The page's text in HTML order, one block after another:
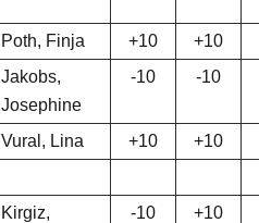
Poth, Finja +10
+10
Jakobs,
Jose­phine
-10 -10
Vural, Lina +10 +10
Kir­giz,
-10 +10